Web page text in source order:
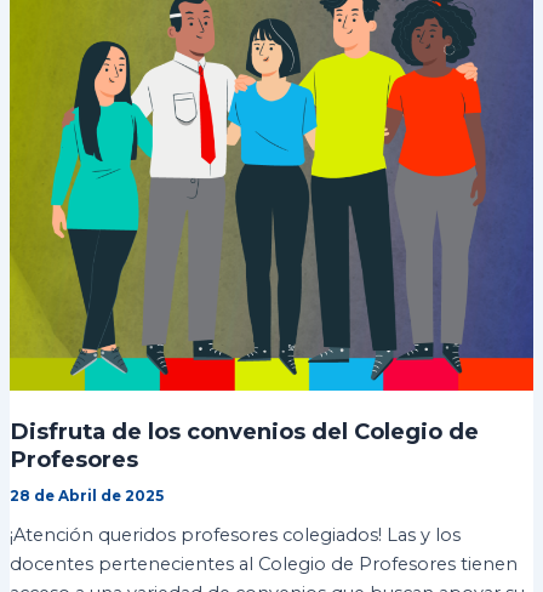
Disfruta de los convenios del Colegio de
Profesores
28 de Abril de 2025
¡Atención queridos profesores colegiados! Las y los
docentes pertenecientes al Colegio de Profesores tienen